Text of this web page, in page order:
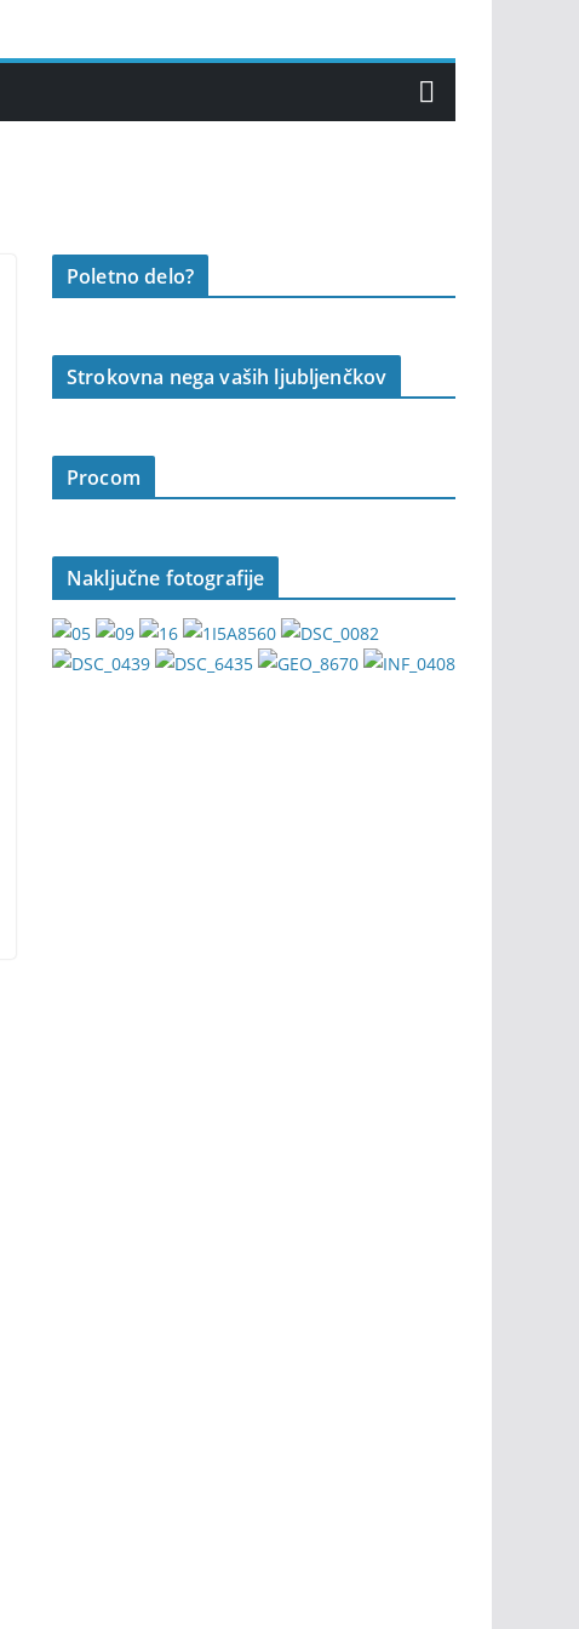
Poletno delo?
Strokovna nega vaših ljubljenčkov
Procom
Naključne fotografije